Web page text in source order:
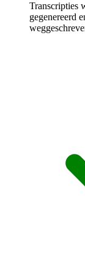
Transcripties
gegenereerd